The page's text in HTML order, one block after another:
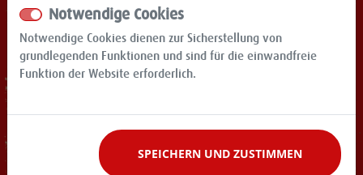
Notwendige Cookies
Notwendige Cookies dienen zur Sicherstellung von
grundlegenden Funktionen und sind für die einwandfreie
Funktion der Website erforderlich.
SPEICHERN UND ZUSTIMMEN